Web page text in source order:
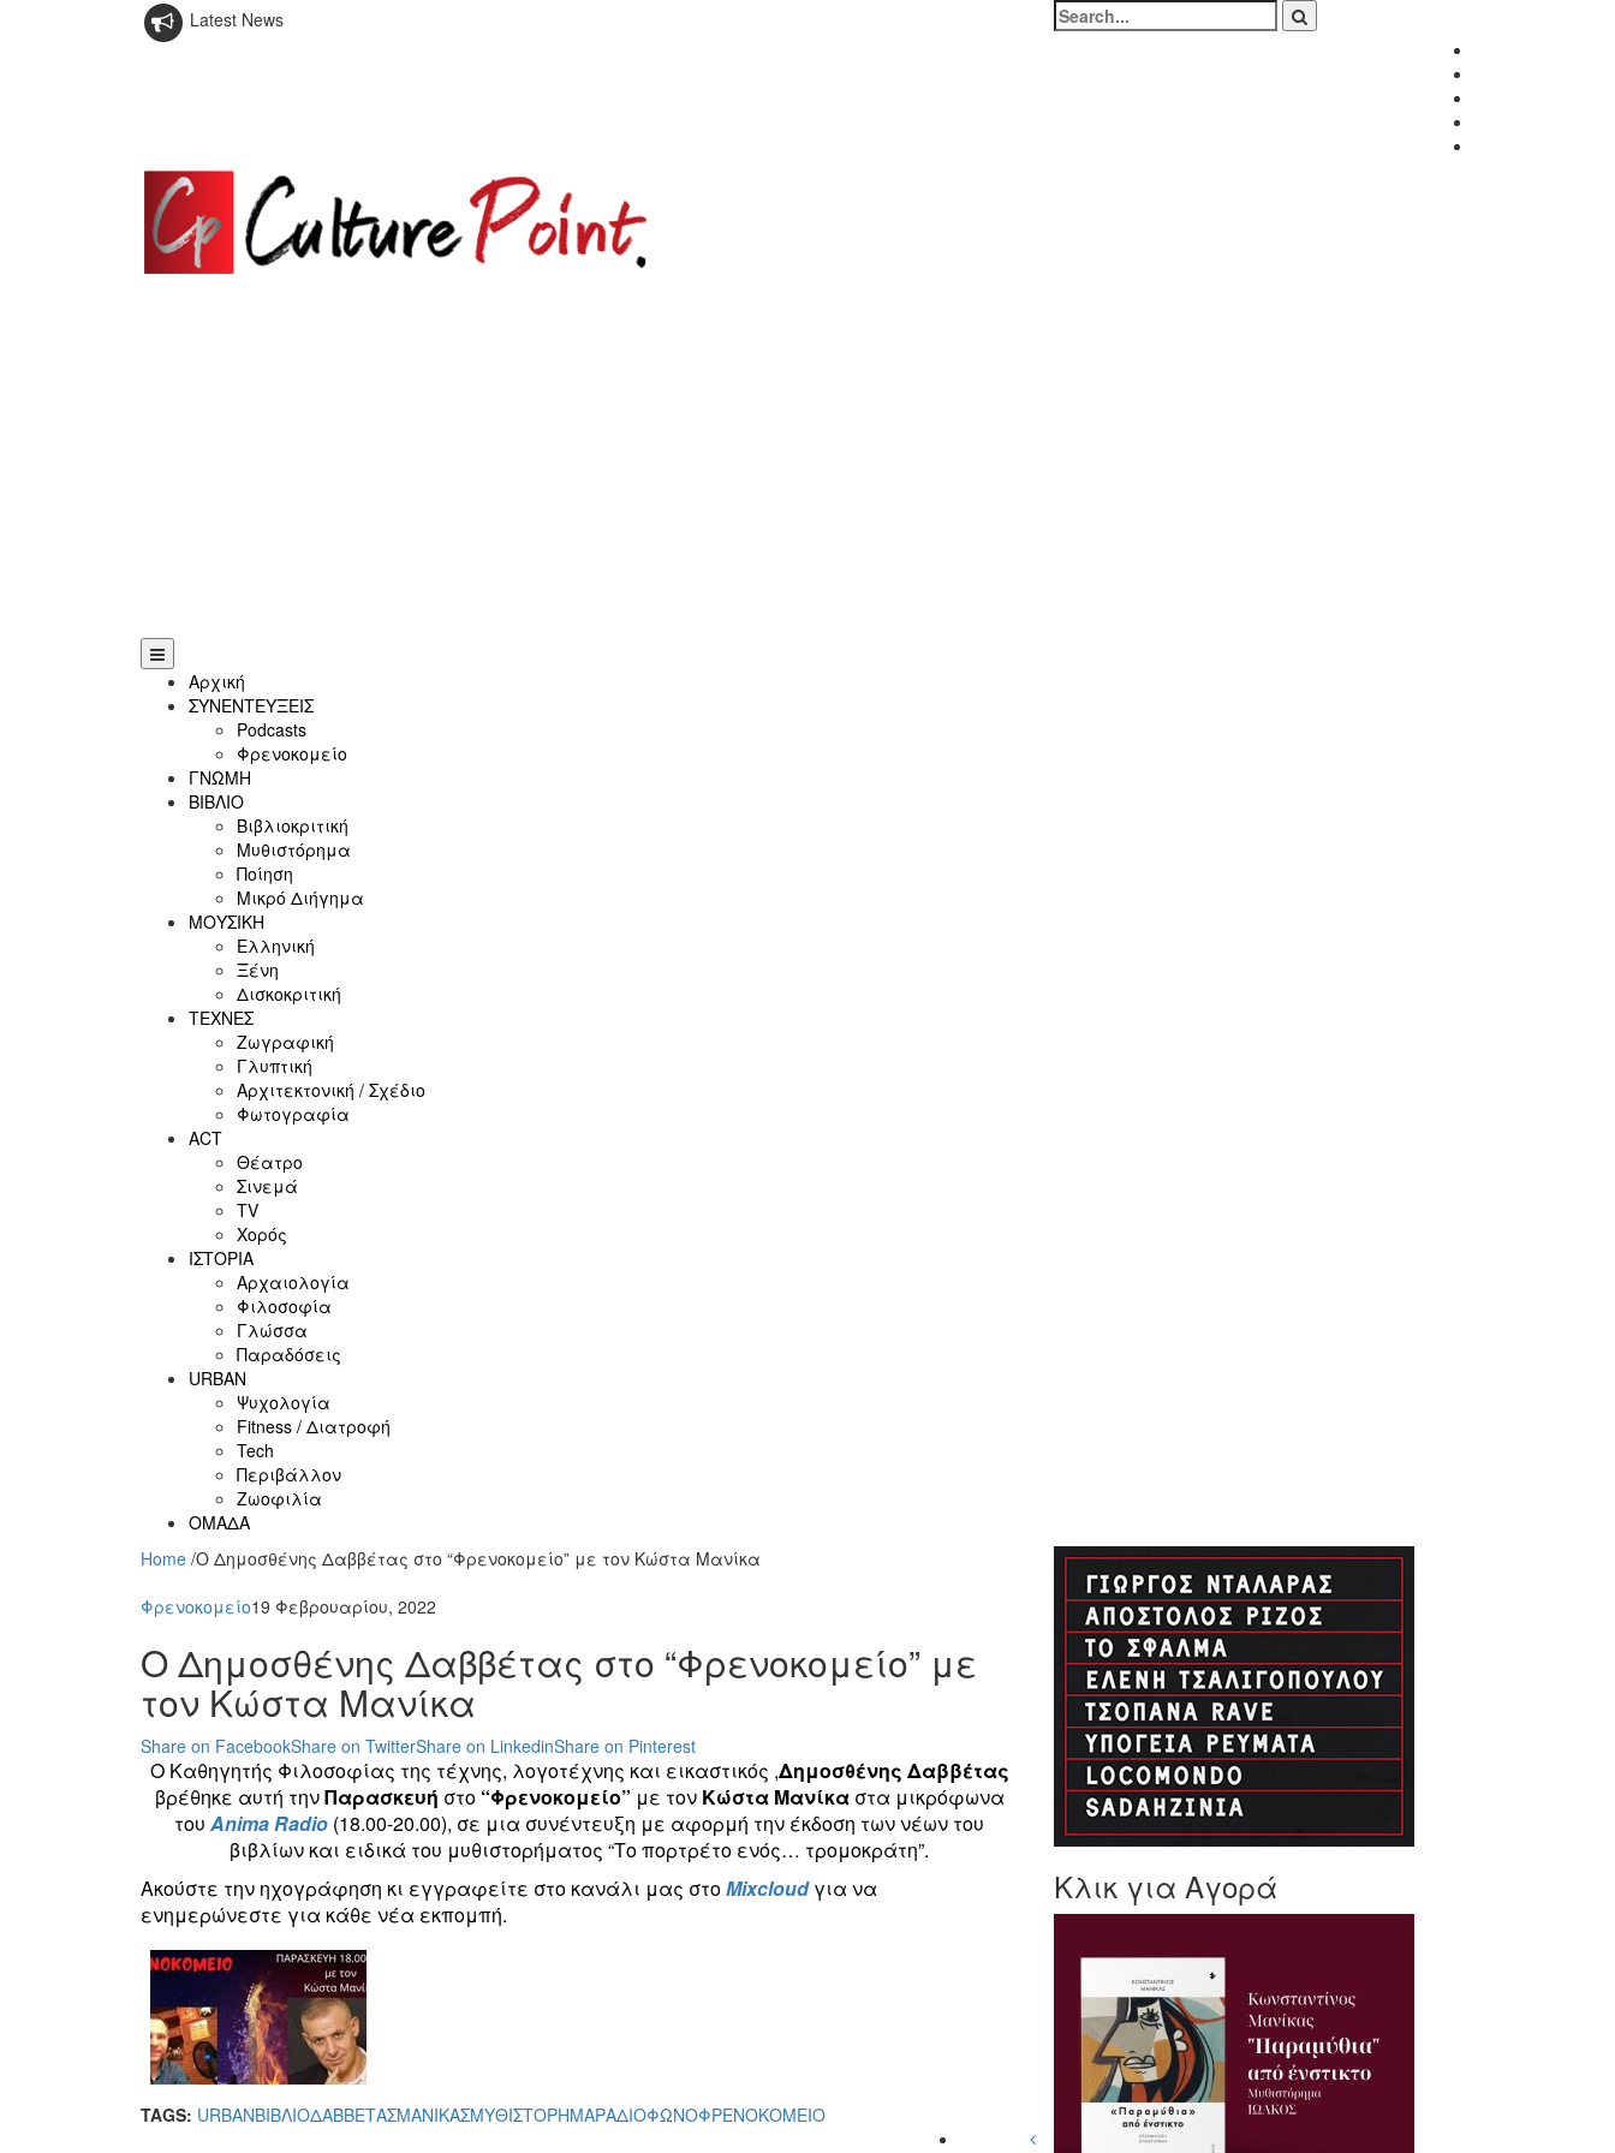
Latest News
Search
for:
Αρχική
ΣΥΝΕΝΤΕΥΞΕΙΣ
Podcasts
Φρενοκομείο
ΓΝΩΜΗ
ΒΙΒΛΙΟ
Βιβλιοκριτική
Μυθιστόρημα
Ποίηση
Μικρό Διήγημα
ΜΟΥΣΙΚΗ
Ελληνική
Ξένη
Δισκοκριτική
ΤΕΧΝΕΣ
Ζωγραφική
Γλυπτική
Αρχιτεκτονική / Σχέδιο
Φωτογραφία
ACT
Θέατρο
Σινεμά
ΤV
Χορός
ΙΣΤΟΡΙΑ
Αρχαιολογία
Φιλοσοφία
Γλώσσα
Παραδόσεις
URBAN
Ψυχολογία
Fitness / Διατροφή
Tech
Περιβάλλον
Ζωοφιλία
ΟΜΑΔΑ
Home /Ο Δημοσθένης Δαββέτας στο “Φρενοκομείο” με τον Κώστα Μανίκα
Φρενοκομείο19 Φεβρουαρίου, 2022
Ο Δημοσθένης Δαββέτας στο “Φρενοκομείο” με
τον Κώστα Μανίκα
Share on FacebookShare on TwitterShare on LinkedinShare on Pinterest
Ο Καθηγητής Φιλοσοφίας της τέχνης, λογοτέχνης και εικαστικός ,Δημοσθένης Δαββέτας
βρέθηκε αυτή τηνΠαρασκευή στο “Φρενοκομείο” με τον Κώστα Μανίκαστα μικρόφωνα
του Anima Radio (18.00-20.00), σε μια συνέντευξη με αφορμή την έκδοση των νέων του
βιβλίων και ειδικά του μυθιστορήματος “Το πορτρέτο ενός… τρομοκράτη”.
Ακούστε την ηχογράφηση κι εγγραφείτε στο κανάλι μας στοMixcloudγια να
ενημερώνεστε για κάθε νέα εκπομπή.
TAGS: URBANΒΙΒΛΙΟΔΑΒΒΕΤΑΣΜΑΝΙΚΑΣΜΥΘΙΣΤΟΡΗΜΑΡΑΔΙΟΦΩΝΟΦΡΕΝΟΚΟΜΕΙΟ
Κλικ για Αγορά